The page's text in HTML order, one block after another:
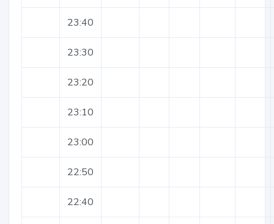
23:40
23:30
23:20
23:10
23:00
22:50
22:40